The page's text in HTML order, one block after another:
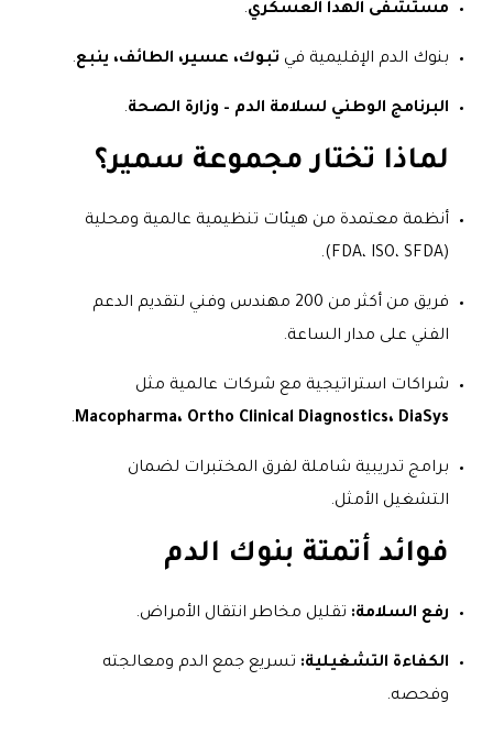
مستشفى الهدا العسكري.
بنوك الدم الإقليمية في تبوك، عسير، الطائف، ينبع.
البرنامج الوطني لسلامة الدم – وزارة الصحة.
لماذا تختار مجموعة سمير؟
أنظمة معتمدة من هيئات تنظيمية عالمية ومحلية
(FDA، ISO، SFDA).
فريق من أكثر من 200 مهندس وفني لتقديم الدعم
الفني على مدار الساعة.
شراكات استراتيجية مع شركات عالمية مثل
Macopharma، Ortho Clinical Diagnostics، DiaSys.
برامج تدريبية شاملة لفرق المختبرات لضمان
التشغيل الأمثل.
فوائد أتمتة بنوك الدم
رفع السلامة: تقليل مخاطر انتقال الأمراض.
الكفاءة التشغيلية: تسريع جمع الدم ومعالجته
وفحصه.